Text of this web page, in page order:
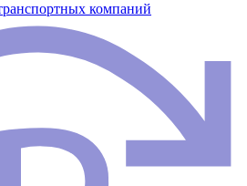
компаний